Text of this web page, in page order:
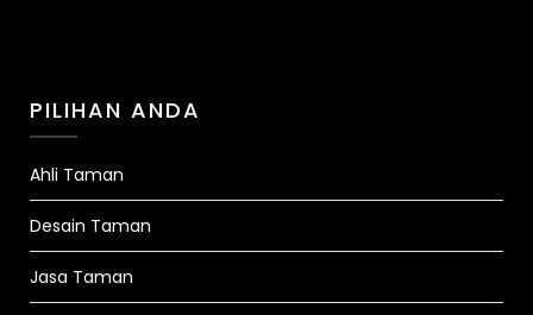
PILIHAN ANDA
Ahli Taman
Desain Taman
Jasa Taman